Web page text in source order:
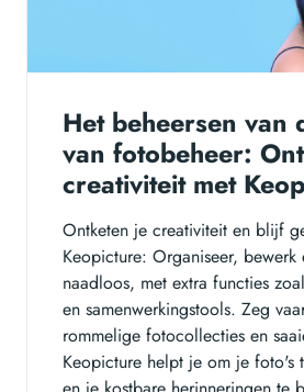
Het beheersen van
van fotobeheer:
creativiteit met
Ontketen je creativiteit en blijf
Keopicture: Organiseer,
naadloos, met extra functies
en samenwerkingstools. Zeg
rommelige fotocollecties en
Keopicture helpt je om je foto's